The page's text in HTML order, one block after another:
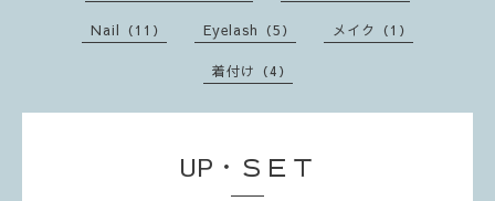
Nail（11） Eyelash（5） メイク（1）
着付け（4）
UP・ＳＥＴ